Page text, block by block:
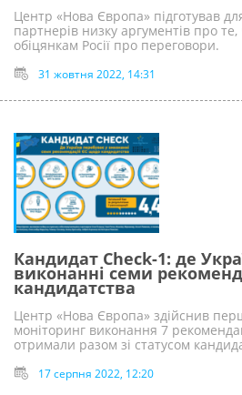
Центр «Нова Європа» підготував
партнерів низку аргументів про
обіцянкам Росії про переговори.
31 жовтня 2022, 14:31
Кандидат Check-1: де
виконанні семи
кандидатства
Центр «Нова Європа» здійснив
моніторинг виконання 7
отримали разом зі статусом
17 серпня 2022, 12:20